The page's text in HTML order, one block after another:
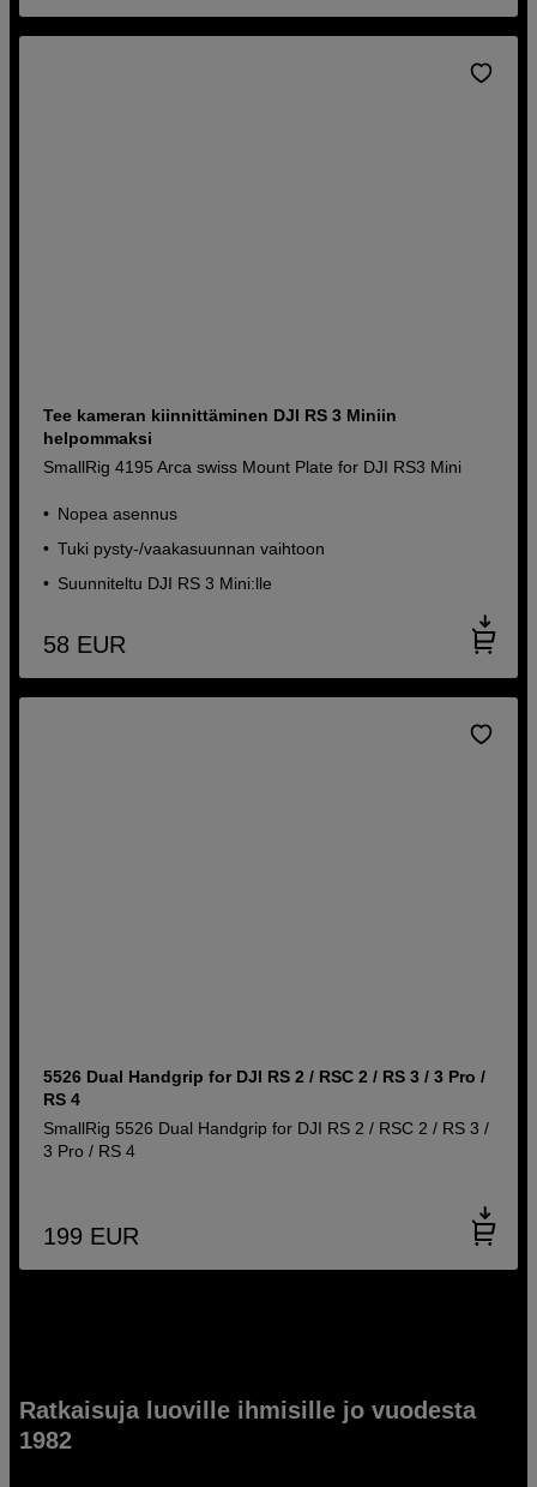
Tee kameran kiinnittäminen DJI RS 3 Miniin
helpommaksi
SmallRig 4195 Arca swiss Mount Plate for DJI RS3 Mini
Nopea asennus
Tuki pysty-/vaakasuunnan vaihtoon
Suunniteltu DJI RS 3 Mini:lle
58 EUR
5526 Dual Handgrip for DJI RS 2 / RSC 2 / RS 3 / 3 Pro /
RS 4
SmallRig 5526 Dual Handgrip for DJI RS 2 / RSC 2 / RS 3 /
3 Pro / RS 4
199 EUR
Ratkaisuja luoville ihmisille jo vuodesta
1982